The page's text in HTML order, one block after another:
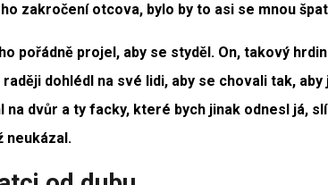
zakročení otcova, bylo by to asi se mnou
pořádně projel, aby se styděl. On, takový
raději dohlédl na své lidi, aby se chovali tak,
na dvůr a ty facky, které bych jinak odnesl já,
neukázal.